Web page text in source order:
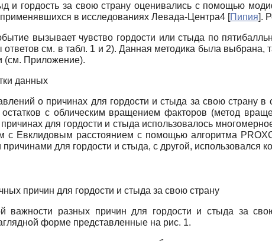
и гордость за свою страну оценивались с помощью
в исследованиях Левада-Центра4 [Пипия].
вызывает чувство гордости или стыда по
см. в табл. 1 и 2). Данная методика была выбрана,
(см. Приложение).
данных
о причинах для гордости и стыда за свою страну в
с облическим вращением факторов (метод
для гордости и стыда использовалось
с Евклидовым расстоянием с помощью алгоритма
для гордости и стыда, с другой, использовался
причин для гордости и стыда за свою страну
важности разных причин для гордости и стыда за
форме представленные на рис. 1.